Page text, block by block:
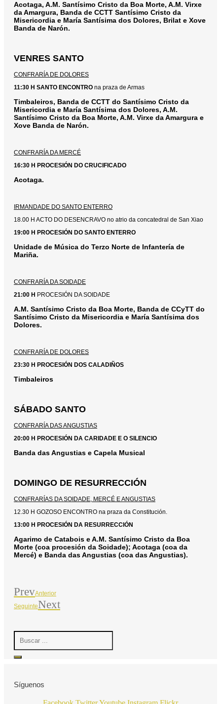
Acotaga, A.M. Santísimo Cristo da Boa Morte, A.M. Virxe
da Amargura, Banda de CCTT Santísimo Cristo da
Misericordia e María Santísima dos Dolores, Brilat e Xove
Banda de Narón.
VENRES SANTO
CONFRARÍA DE DOLORES
11:30 H SANTO ENCONTRO na praza de Armas
Timbaleiros, Banda de CCTT do Santísimo Cristo da
Misericordia e María Santísima dos Dolores, A.M.
Santísimo Cristo da Boa Morte, A.M. Virxe da Amargura e
Xove Banda de Narón.
CONFRARÍA DA MERCÉ
16:30 H PROCESIÓN DO CRUCIFICADO
Acotaga.
IRMANDADE DO SANTO ENTERRO
18.00 H ACTO DO DESENCRAVO no atrio da concatedral de San Xiao
19:00 H PROCESIÓN DO SANTO ENTERRO
Unidade de Música do Terzo Norte de Infantería de
Mariña.
CONFRARÍA DA SOIDADE
21:00 H PROCESIÓN DA SOIDADE
A.M. Santísimo Cristo da Boa Morte, Banda de CCyTT do
Santísimo Cristo da Misericordia e María Santísima dos
Dolores.
CONFRARÍA DE DOLORES
23:30 H PROCESIÓN DOS CALADIÑOS
Timbaleiros
SÁBADO SANTO
CONFRARÍA DAS ANGUSTIAS
20:00 H PROCESIÓN DA CARIDADE E O SILENCIO
Banda das Angustias e Capela Musical
DOMINGO DE RESURRECCIÓN
CONFRARÍAS DA SOIDADE, MERCÉ E ANGUSTIAS
12.30 H GOZOSO ENCONTRO na praza da Constitución.
13:00 H PROCESIÓN DA RESURRECCIÓN
Agarimo de Catabois e A.M. Santísimo Cristo da Boa
Morte (coa procesión da Soidade); Acotaga (coa da
Mercé) e Banda das Angustias (coa das Angustias).
PrevAnterior
SeguinteNext
Search
Síguenos